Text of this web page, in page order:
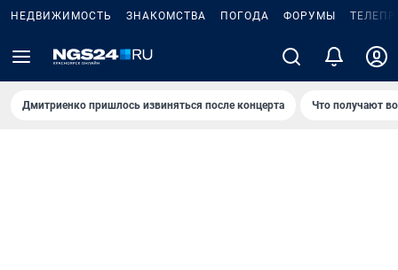
НЕДВИЖИМОСТЬ ЗНАКОМСТВА ПОГОДА ФОРУМЫ
Дмитриенко пришлось извиняться после концертa Что получают